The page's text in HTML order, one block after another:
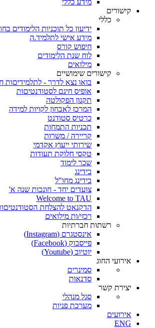
מידע כללי
קישורים
כללי
ידיעון כל תוכניות הלימודים
מידע אישי לתלמיד.ה
חיפוש קורס
לוח שנת הלימודים
מילואים
קישורים שימושיים
בואו נצא לדרך - לתלמידיםות
אופיס חינם לסטודנטיםות
תקנון הפקולטה
המרכז לאבחון לקויות למידה
כרטיס סטודנט
תכניות התמחות
קריירה / משרות
שירותי ייעוץ אקדמי
טקסי חלוקת תעודות
שכר לימוד
בידינג
בידינג מחו"ל
צועדים יחד - חונכות שנה א'
Welcome to TAU
הדקנאט להצלחת
רכזי/ות מילואים
רשתות חברתיות
אינסטגרם (Instagram)
פייסבוק (Facebook)
יוטיוב (Youtube)
אירועי החוג
סמינרים
סדנאות
יצירת קשר
סגל מנהלי
מערכת פניות
אירועים
ENG